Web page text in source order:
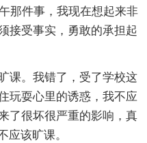
那件事，我现在想起来非
接受事实，勇敢的承担起
课。我错了，受了学校这
玩耍心里的诱惑，我不应
了很坏很严重的影响，真
应该旷课。